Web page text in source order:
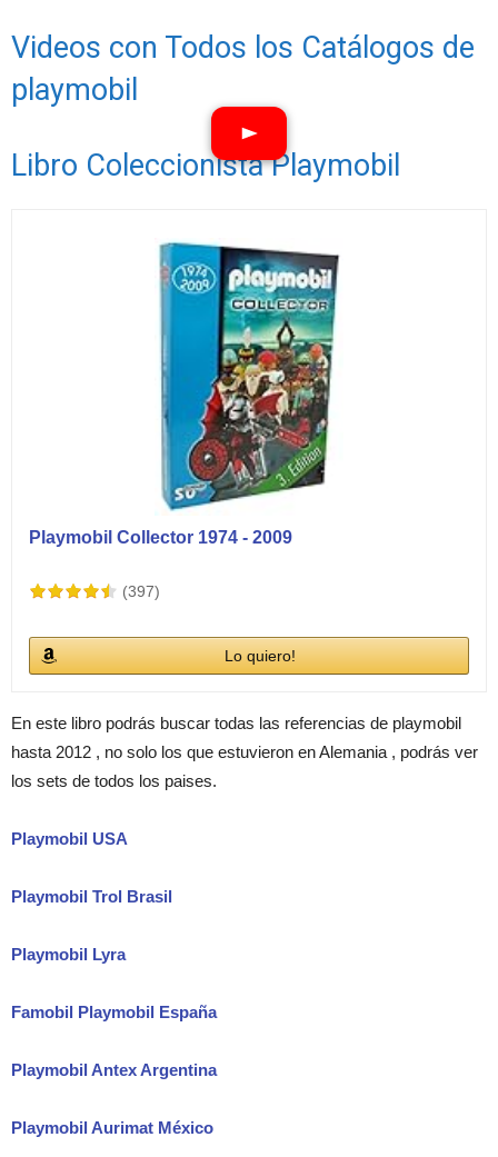
Videos con Todos los Catálogos de
playmobil
Libro Coleccionista Playmobil
Playmobil Collector 1974 - 2009
(397)
Lo quiero!
En este libro podrás buscar todas las referencias de playmobil
hasta 2012 , no solo los que estuvieron en Alemania , podrás ver
los sets de todos los paises.
Playmobil USA
Playmobil Trol Brasil
Playmobil Lyra
Famobil Playmobil España
Playmobil Antex Argentina
Playmobil Aurimat México